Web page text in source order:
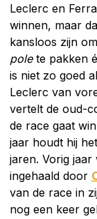
Leclerc en
winnen, maar
kansloos zijn
polete pakken
is niet zo goed
Leclerc van
vertelt de oud-
de race gaat
jaar houdt hij
jaren. Vorig
ingehaald door
van de race in
nog een keer